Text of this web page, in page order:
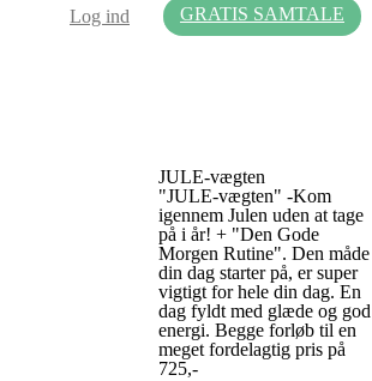
Log ind GRATIS SAMTALE
JULE-vægten
"JULE-vægten" -Kom
igennem Julen uden at tage
på i år! + "Den Gode
Morgen Rutine". Den måde
din dag starter på, er super
vigtigt for hele din dag. En
dag fyldt med glæde og god
energi. Begge forløb til en
meget fordelagtig pris på
725,-